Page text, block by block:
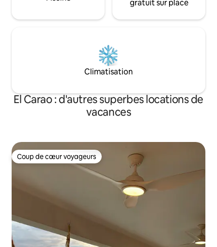
gratuit sur place
Climatisation
El Carao : d'autres superbes locations de
vacances
Coup de cœur voyageurs
Coup de cœur voyageurs